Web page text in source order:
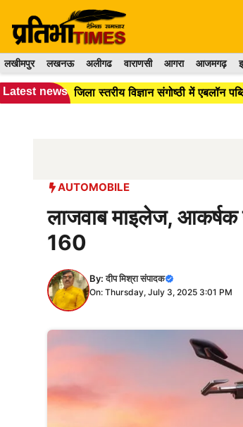
content
लखीमपुर लखनऊ अलीगढ वाराणसी आगरा आजमगढ़
Latest news जिला स्तरीय विज्ञान संगोष्ठी में एबलॉन
AUTOMOBILE
लाजवाब माइलेज,
160
By:दीप मिश्रा संपादक
On: Thursday, July 3, 2025 3:01 PM